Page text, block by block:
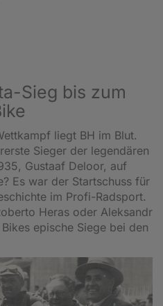
Sieg bis zum
liegt BH im Blut.
Sieger der legendären
Gustaaf Deloor, auf
Es war der Startschuss für
im Profi-Radsport.
Heras oder Aleksandr
epische Siege bei den